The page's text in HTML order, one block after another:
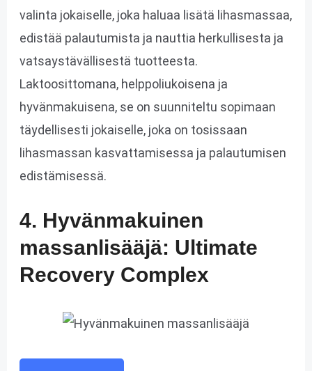
valinta jokaiselle, joka haluaa lisätä lihasmassaa,
edistää palautumista ja nauttia herkullisesta ja
vatsaystävällisestä tuotteesta.
Laktoosittomana, helppoliukoisena ja
hyvänmakuisena, se on suunniteltu sopimaan
täydellisesti jokaiselle, joka on tosissaan
lihasmassan kasvattamisessa ja palautumisen
edistämisessä.
4. Hyvänmakuinen
massanlisääjä: Ultimate
Recovery Complex